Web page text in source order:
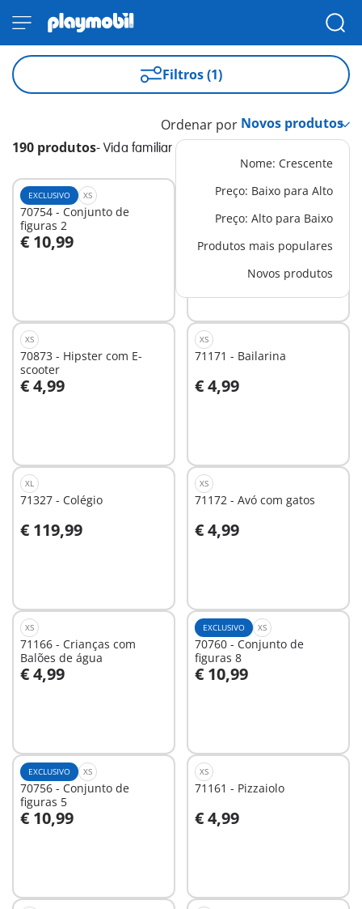
Filtros (1)
190 produtos- Vida familiar
Ordenar por
Nome: Crescente
Preço: Baixo para Alto
Preço: Alto para Baixo
Produtos mais populares
Novos produtos
EXCLUSIVO XS
70754 - Conjunto de
figuras 2
€ 10,99
70985 - Casa de Bonecas
Maleta
€ 39,99 -25%
Ao carrinho
XS
70873 - Hipster com E-
scooter
€ 4,99
XS
71171 - Bailarina
€ 4,99
XL
71327 - Colégio
€ 119,99
Ao carrinho
XS
71172 - Avó com gatos
€ 4,99
Ao carrinho
XS
71166 - Crianças com
Balões de água
€ 4,99
EXCLUSIVO XS
70760 - Conjunto de
figuras 8
€ 10,99
Ao carrinho
EXCLUSIVO XS
70756 - Conjunto de
figuras 5
€ 10,99
Ao carrinho
XS
71161 - Pizzaiolo
€ 4,99
Ao carrinho